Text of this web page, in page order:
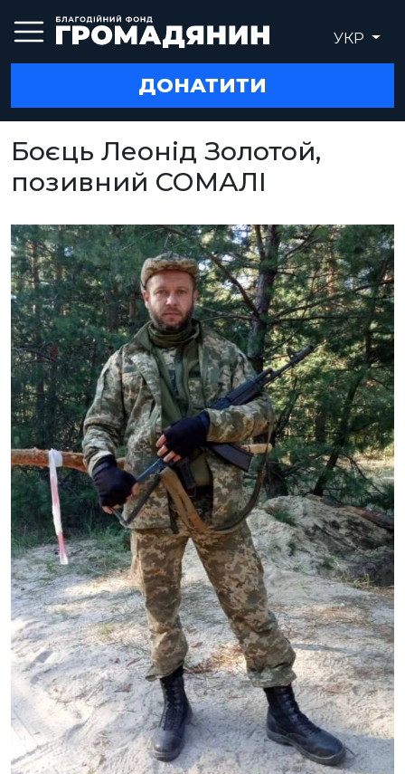
УКР
ДОНАТИТИ
Боєць Леонід Золотой,
позивний СОМАЛІ